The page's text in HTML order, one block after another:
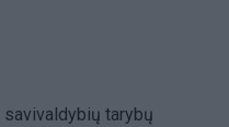
tarybų